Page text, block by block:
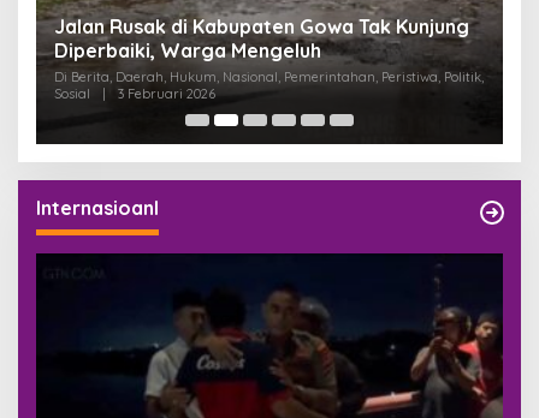
Jalan Rusak di Kabupaten Gowa Tak Kunjung
Diperbaiki, Warga Mengeluh
Di Berita, Daerah, Hukum, Nasional, Pemerintahan, Peristiwa, Politik,
Sosial
| 3 Februari 2026
Internasioanl